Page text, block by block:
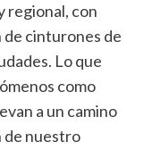
regional, con
de cinturones de
Lo que
como
a un camino
de nuestro